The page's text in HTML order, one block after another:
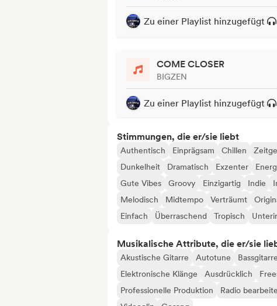
Zu einer Playlist hinzugefügt
COME CLOSER
BIGZEN
Zu einer Playlist hinzugefügt
Stimmungen, die er/sie liebt
Authentisch Einprägsam Chillen
Dunkelheit
Dramatisch Exzenter
Gute Vibes
Groovy Einzigartig Indie
Melodisch
Midtempo Verträumt
Einfach
Überraschend Tropisch
Musikalische Attribute, die er/sie
Akustische Gitarre Autotune Bassgitarre
Elektronische Klänge
Ausdrücklich
Professionelle Produktion
Radio